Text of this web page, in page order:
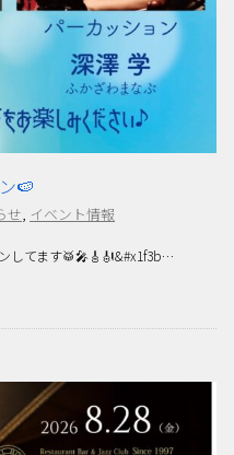
🍉
せ, イベント情報
してます🥁🎤🎸🎻&#x1f3b…